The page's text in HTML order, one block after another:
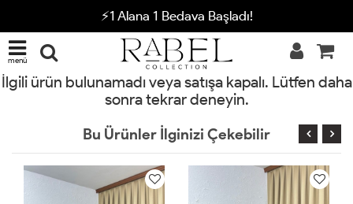
⚡1 Alana 1 Bedava Başladı!
menü
İlgili ürün bulunamadı veya satışa kapalı. Lütfen daha
sonra tekrar deneyin.
Bu Ürünler İlginizi Çekebilir